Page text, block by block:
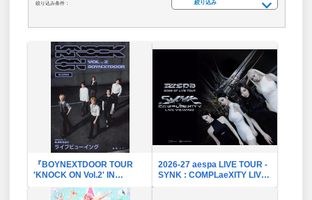
絞り込み条件： 絞り込み
『BOYNEXTDOOR TOUR
'KNOCK ON Vol.2' IN
2026-27 aespa LIVE TOUR -
SYNK : COMPLaeXITY LIVE